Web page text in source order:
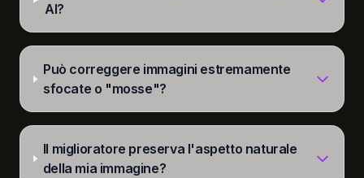
AI?
Può correggere immagini estremamente
sfocate o "mosse"?
Il miglioratore preserva l'aspetto naturale
della mia immagine?